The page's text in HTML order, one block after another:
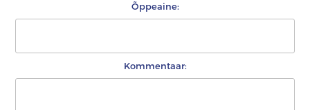
Õppeaine:
Kommentaar: